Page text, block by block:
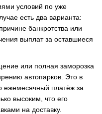
условий по уже
есть два варианта:
банкротства или
выплат за оставшиеся
или полная заморозка
автопарков. Это в
ежемесячный платёж за
высоким, что его
на доставку.